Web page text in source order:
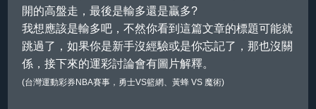
開的高盤走，最後是輸多還是贏多?
我想應該是輸多吧，不然你看到這篇文章的標題可能就
跳過了，如果你是新手沒經驗或是你忘記了，那也沒關
係，接下來的運彩討論會有圖片解釋。
(台灣運動彩券NBA賽事，勇士VS籃網、黃蜂 VS 魔術)